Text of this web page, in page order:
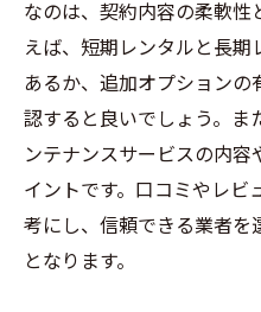
なのは、契約内容の柔軟性
えば、短期レンタルと長
あるか、追加オプション
認すると良いでしょう。ま
ンテナンスサービスの内
イントです。口コミやレビ
考にし、信頼できる業者を
となります。